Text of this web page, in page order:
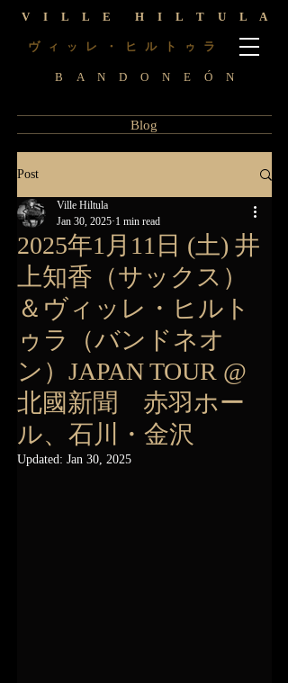
ヴ ィ ッ レ ・ ヒ ル ト ゥ ラ
V I L L E H I L T U L A
B A N D O N E Ó N
Blog
Post
2025年1月11日 (土) 井
上知香（サックス）
＆ヴィッレ・ヒルト
ゥラ（バンドネオ
ン）JAPAN TOUR @
北國新聞 赤羽ホー
ル、石川・金沢
Ville Hiltula
Jan 30, 2025 1 min read
Updated: Jan 30, 2025